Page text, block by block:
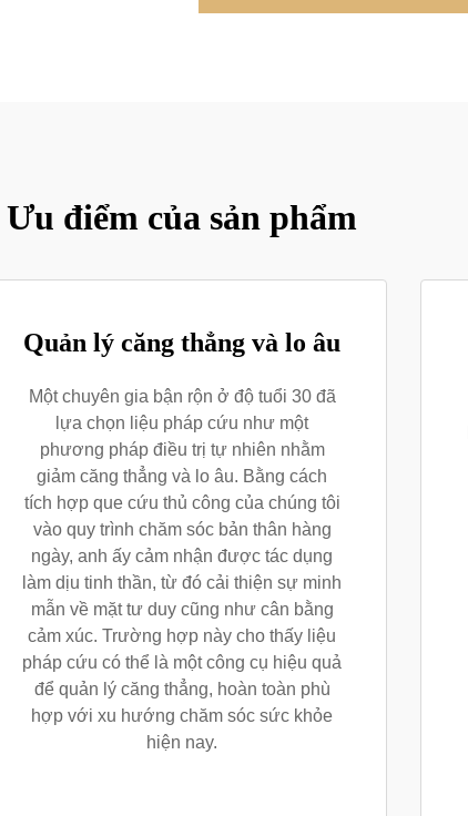
Ưu điểm của sản phẩm
Quản lý căng thẳng và lo âu
Một chuyên gia bận rộn ở độ tuổi 30 đã
lựa chọn liệu pháp cứu như một
phương pháp điều trị tự nhiên nhằm
giảm căng thẳng và lo âu. Bằng cách
tích hợp que cứu thủ công của chúng tôi
vào quy trình chăm sóc bản thân hàng
ngày, anh ấy cảm nhận được tác dụng
làm dịu tinh thần, từ đó cải thiện sự minh
mẫn về mặt tư duy cũng như cân bằng
cảm xúc. Trường hợp này cho thấy liệu
pháp cứu có thể là một công cụ hiệu quả
để quản lý căng thẳng, hoàn toàn phù
hợp với xu hướng chăm sóc sức khỏe
hiện nay.